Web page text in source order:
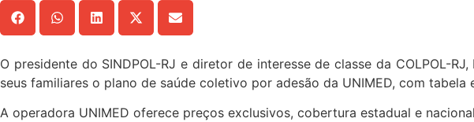
O presidente do SINDPOL-RJ e diretor de interesse de classe da COLPOL-
seus familiares o plano de saúde coletivo por adesão da UNIMED, com
A operadora UNIMED oferece preços exclusivos, cobertura estadual e